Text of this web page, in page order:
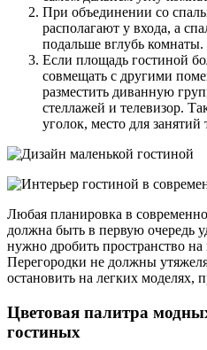
При объединении со
располагают у входа, а
подальше вглубь комнаты.
Если площадь гостиной
совмещать с другими
разместить диванную
стеллажей и телевизор.
уголок, место для занятий
Любая планировка в
должна быть в первую очередь
нужно дробить пространство
Перегородки не должны
остановить на легких моделях,
Цветовая палитра
гостиных